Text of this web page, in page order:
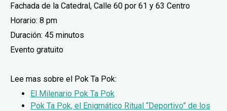
Fachada de la Catedral, Calle 60 por 61 y 63 Centro
Horario: 8 pm
Duración: 45 minutos
Evento gratuito
Lee mas sobre el Pok Ta Pok:
El Milenario Pok Ta Pok
Pok Ta Pok, el Enigmático Ritual “Deportivo” de los